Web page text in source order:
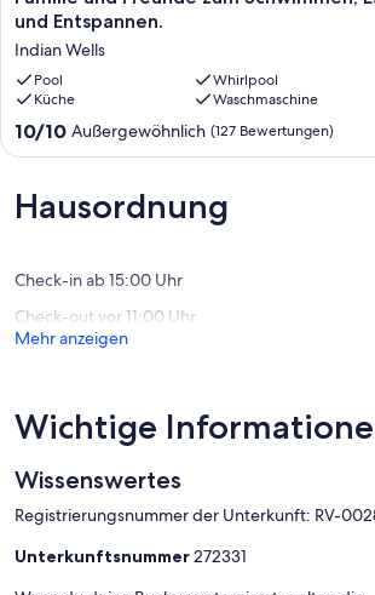
POOL
HOME
-
Toller
Ort
für
Familie
zum
und
Indian
Wells
und Entspannen.
Indian Wells
Pool
Whirlpool
Küche
Waschmaschine
10.0
von
Außergewöhnlich,
(127
10/10 Außergewöhnlich (127 Bewertungen)
Hausordnung
Check-in ab 15:00 Uhr
Check-out vor 11:00 Uhr
Mehr anzeigen
Wichtige
Wissenswertes
Registrierungsnummer der Unterkunft: RV-
Unterkunftsnummer272331